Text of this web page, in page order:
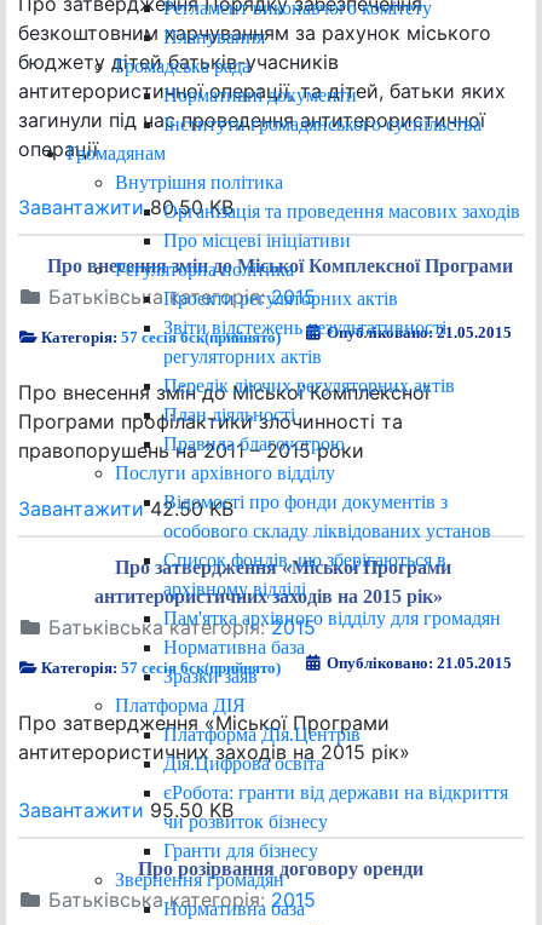
Регламент виконавчого комітету
Планування
Громадська рада
Нормативні документи
Інститути громадянського суспільства
Громадянам
Внутрішня політика
Організація та проведення масових заходів
Про місцеві ініціативи
Регуляторна політика
Проєкти регуляторних актів
Звіти відстежень результативності
регуляторних актів
Перелік діючих регуляторних актів
План діяльності
Правила благоустрою
Послуги архівного відділу
Відомості про фонди документів з
особового складу ліквідованих установ
Список фондів, що зберігаються в
архівному відділі
Пам'ятка архівного відділу для громадян
Нормативна база
Зразки заяв
Платформа ДІЯ
Платформа ДІя.Центрів
Дія.Цифрова освіта
єРобота: гранти від держави на відкриття
чи розвиток бізнесу
Гранти для бізнесу
Звернення громадян
Нормативна база
безкоштовним харчуванням за рахунок міського
бюджету дітей батьків-учасників
антитерористичної операції, та дітей, батьки яких
загинули під час проведення антитерористичної
операції
Завантажити80.50 KB
Про внесення змін до Міської Комплексної Програми
Батьківська категорія:2015
Категорія:57 сесія 6ск(прийнято) Опубліковано: 21.05.2015
Про внесення змін до Міської Комплексної
Програми профілактики злочинності та
правопорушень на 2011 – 2015 роки
Завантажити42.50 KB
Про затвердження «Міської Програми
антитерористичних заходів на 2015 рік»
Батьківська категорія:2015
Категорія:57 сесія 6ск(прийнято) Опубліковано: 21.05.2015
Про затвердження «Міської Програми
антитерористичних заходів на 2015 рік»
Завантажити 95.50 KB
Про розірвання договору оренди
Батьківська категорія: 2015